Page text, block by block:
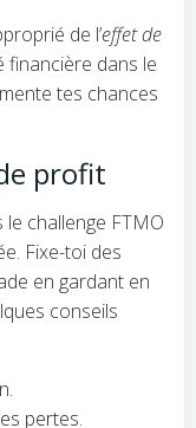
de l’effet de
dans le
tes chances
profit
challenge FTMO
Fixe-toi des
en gardant en
conseils
pertes.